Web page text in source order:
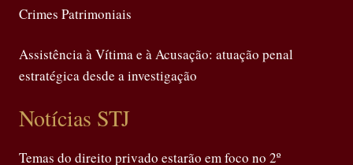
Crimes Patrimoniais
Assistência à Vítima e à Acusação: atuação penal
estratégica desde a investigação
Notícias STJ
Temas do direito privado estarão em foco no 2º